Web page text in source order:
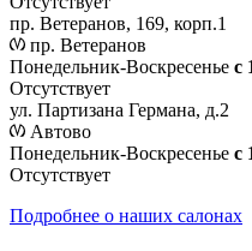
пр. Ветеранов, 169, корп.1
пр. Ветеранов
Понедельник-Воскресенье с
Отсутствует
ул. Партизана Германа, д.2
Автово
Понедельник-Воскресенье с
Отсутствует
Подробнее о наших салонах